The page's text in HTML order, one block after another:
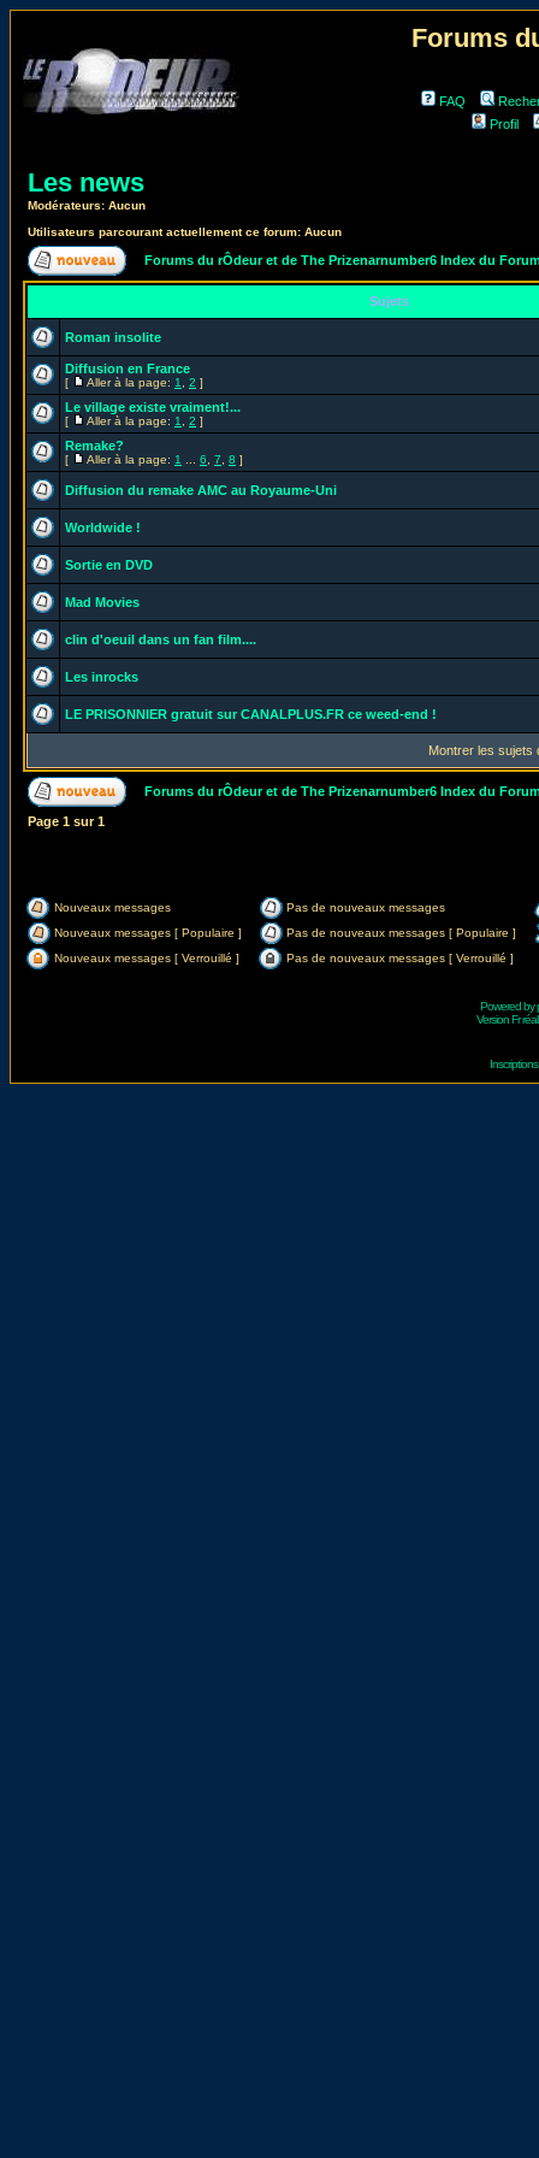
Forums
FAQ
Profil
Les news
Modérateurs: Aucun
Utilisateurs parcourant actuellement ce forum: Aucun
Forums du rÔdeur et de The Prizenarnumber6 Index du
Sujets
Roman insolite
Diffusion en France
[ Aller à la page: 1 2 ]
Le village existe vraiment!...
[ Aller à la page: 1 2 ]
Remake?
[ Aller à la page: 1 6 7 8 ]
Diffusion du remake AMC au Royaume-Uni
Worldwide !
Sortie en DVD
Mad Movies
clin d'oeuil dans un fan film....
Les inrocks
LE PRISONNIER gratuit sur CANALPLUS.FR ce weed-end !
Montrer les sujets
Forums du rÔdeur et de The Prizenarnumber6 Index du
Page 1 sur1
Nouveaux messages
Pas de nouveaux messages
Nouveaux messages [ Populaire ]
Pas de nouveaux messages [ Populaire ]
Nouveaux messages [ Verrouillé ]
Pas de nouveaux messages [ Verrouillé ]
Powered by
Version Fr